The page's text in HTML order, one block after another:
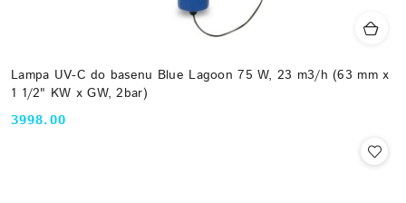
Lampa UV-C do basenu Blue Lagoon 75 W, 23 m3/h (63 mm x
1 1/2" KW x GW, 2bar)
Cena:
3998.00